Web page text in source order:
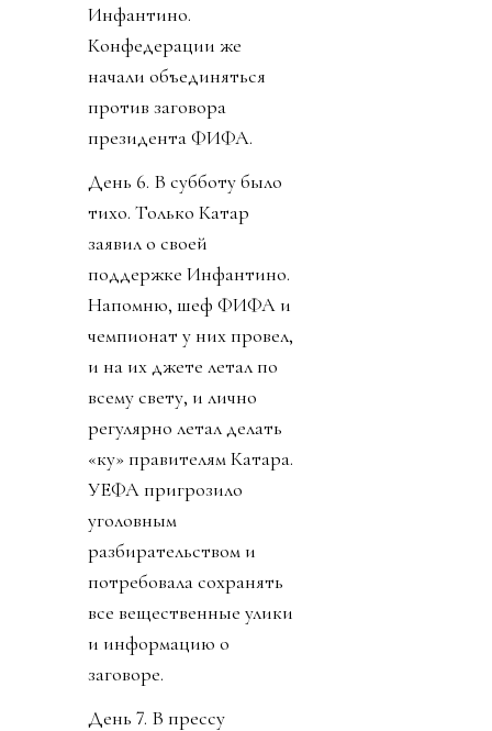
Инфантино.
Конфедерации же
начали объединяться
против заговора
президента ФИФА.
День 6. В субботу было
тихо. Только Катар
заявил о своей
поддержке Инфантино.
Напомню, шеф ФИФА и
чемпионат у них провел,
и на их джете летал по
всему свету, и лично
регулярно летал делать
«ку» правителям Катара.
УЕФА пригрозило
уголовным
разбирательством и
потребовала сохранять
все вещественные улики
и информацию о
заговоре.
День 7. В прессу